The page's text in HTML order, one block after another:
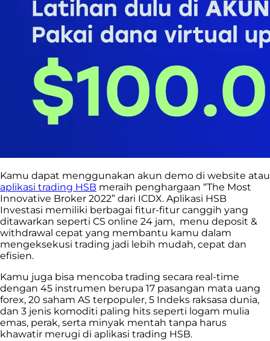
Kamu dapat menggunakan akun demo di website atau
aplikasi trading HSB meraih penghargaan “The Most
Innovative Broker 2022” dari ICDX. Aplikasi HSB
Investasi memiliki berbagai fitur-fitur canggih yang
ditawarkan seperti CS online 24 jam, menu deposit &
withdrawal cepat yang membantu kamu dalam
mengeksekusi trading jadi lebih mudah, cepat dan
efisien.
Kamu juga bisa mencoba trading secara real-time
dengan 45 instrumen berupa 17 pasangan mata uang
forex, 20 saham AS terpopuler, 5 Indeks raksasa dunia,
dan 3 jenis komoditi paling hits seperti logam mulia
emas, perak, serta minyak mentah tanpa harus
khawatir merugi di aplikasi trading HSB.